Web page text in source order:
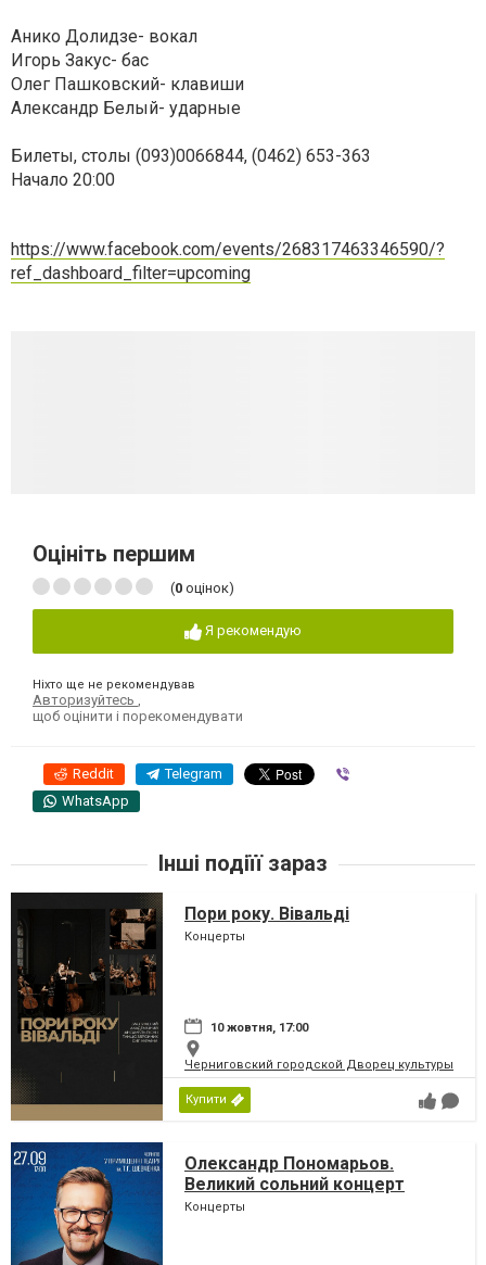
Анико Долидзе- вокал
Игорь Закус- бас
Олег Пашковский- клавиши
Александр Белый- ударные
Билеты, столы (093)0066844, (0462) 653-363
Начало 20:00
https://www.facebook.com/events/268317463346590/?
ref_dashboard_filter=upcoming
Оцініть першим
(0 оцінок)
Я рекомендую
Ніхто ще не рекомендував
Авторизуйтесь
щоб оцінити і порекомендувати
Reddit Telegram
WhatsApp
Інші подіїї зараз
Пори року. Вівальді
Концерты
10 жовтня, 17:00
Черниговский городской Дворец культуры
Купити
Олександр Пономарьов.
Великий сольний концерт
Концерты